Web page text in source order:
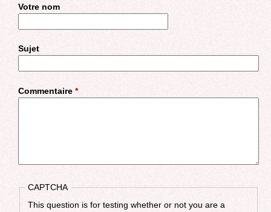
Votre nom
Sujet
Commentaire *
CAPTCHA
This question is for testing whether or not you are a